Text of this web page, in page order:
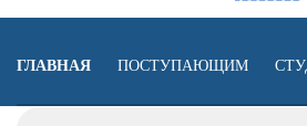
ГЛАВНАЯ ПОСТУПАЮЩИМ